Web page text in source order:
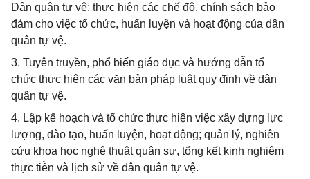
Dân quân tự vệ; thực hiện các chế độ, chính sách bảo
đảm cho việc tổ chức, huấn luyện và hoạt động của dân
quân tự vệ.
3. Tuyên truyền, phổ biến giáo dục và hướng dẫn tổ
chức thực hiện các văn bản pháp luật quy định về dân
quân tự vệ.
4. Lập kế hoạch và tổ chức thực hiện việc xây dựng lực
lượng, đào tạo, huấn luyện, hoạt động; quản lý, nghiên
cứu khoa học nghệ thuật quân sự, tổng kết kinh nghiệm
thực tiễn và lịch sử về dân quân tự vệ.